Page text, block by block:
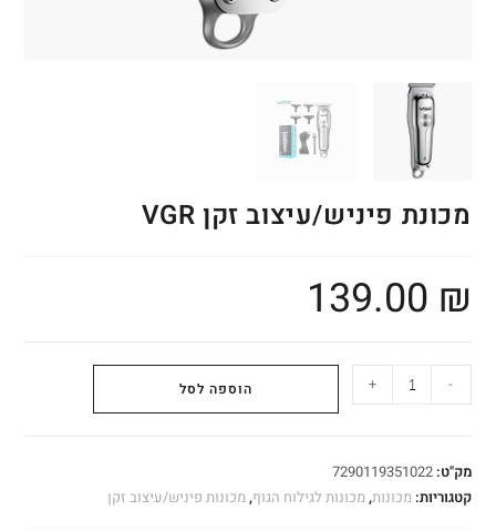
מכונת פיניש/עיצוב זקן VGR
139.00 ₪
-
+ הוספה לסל
מק"ט:7290119351022
קטגוריות:מכונות,מכונות לגילוח הגוף,מכונות פיניש/עיצוב זקן